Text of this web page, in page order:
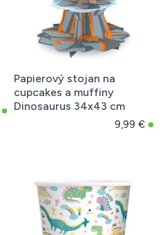
Papierový stojan na
cupcakes a muffiny
Dinosaurus 34x43 cm
9,99 €